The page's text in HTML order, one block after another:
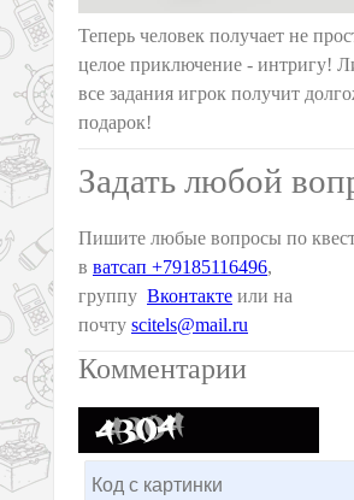
Теперь человек получает не
целое приключение - интригу!
все задания игрок получит
подарок!
Задать любой
Пишите любые вопросы по
в ватсап +79185116496
группу Вконтакте или на
почту scitels@mail.ru
Комментарии